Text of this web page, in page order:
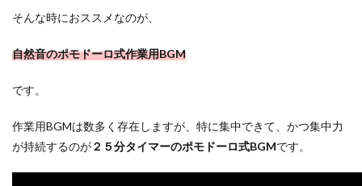
そんな時におススメなのが、
自然音のポモドーロ式作業用BGM
です。
作業用BGMは数多く存在しますが、特に集中できて、かつ集中力
が持続するのが２５分タイマーのポモドーロ式BGMです。